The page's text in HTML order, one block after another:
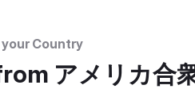
Country
アメリカ合